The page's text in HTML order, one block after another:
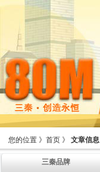
您的位置 》 首页 》 文章信息
三秦品牌